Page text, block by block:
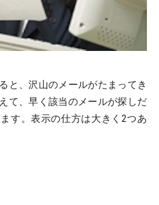
と、沢山のメールがたまってき
て、早く該当のメールが探しだ
す。表示の仕方は大きく2つあ